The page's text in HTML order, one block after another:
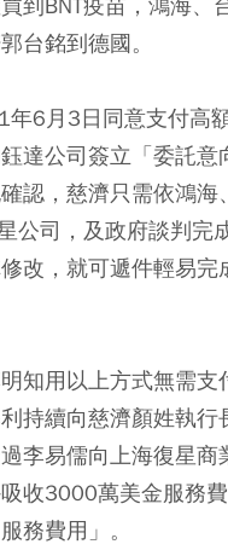
台銘到德國。
6月3日同意支付高
達公司簽立「委託意
認，慈濟只需依鴻海
公司，及政府談判完
改，就可遞件輕易完
知用以上方式無需支
持續向慈濟顏姓執行
李易儒向上海復星商
收3000萬美金服務
務費用」。